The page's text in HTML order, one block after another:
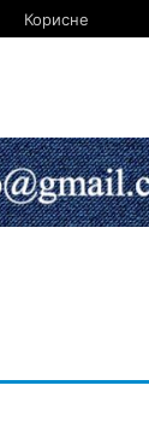
Корисне